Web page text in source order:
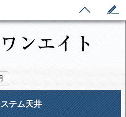
テム天井